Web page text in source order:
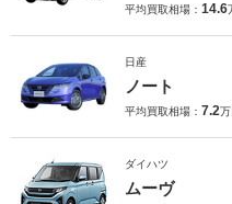
平均買取相場： 14.6
日産
ノート
平均買取相場： 7.2
ダイハツ
ムーヴ